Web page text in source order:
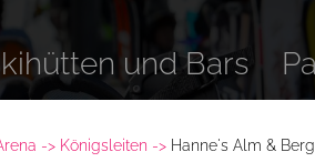
und Bars
Königsleiten Hanne's Alm &